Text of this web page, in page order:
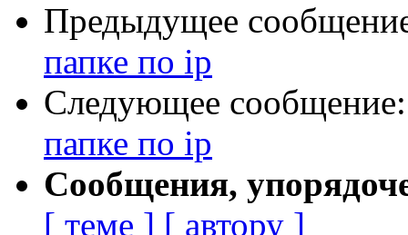
Предыдущее
папке по ip
Следующее
папке по ip
Сообщения,
[ теме ] [ автору ]